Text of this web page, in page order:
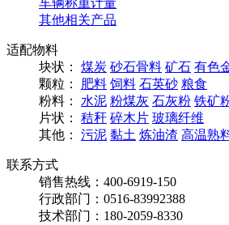
车辆称重计量
其他相关产品
适配物料
块状： 煤炭 砂石骨料 矿石 有色
颗粒： 肥料 饲料 石英砂 粮食
粉料： 水泥 粉煤灰 石灰粉 铁矿
片状： 秸秆 碎木片 玻璃纤维
其他： 污泥 黏土 炼油渣 高温熟
联系方式
销售热线：400-6919-150
行政部门：0516-83992388
技术部门：180-2059-8330